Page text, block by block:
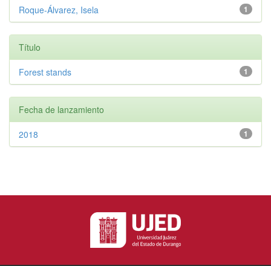
1
Roque-Álvarez, Isela
Título
1
Forest stands
Fecha de lanzamiento
1
2018